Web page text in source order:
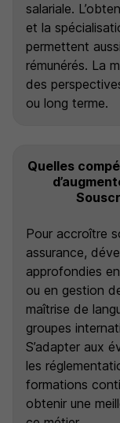
salariale.
et la
permettent
rémunérés. La
des
ou long terme.
Quelles
Pour accroître
assurance,
approfondies
ou en gestion
maîtrise de
groupes
S’adapter aux
les
formations
obtenir une